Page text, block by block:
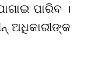
ପାରିବ ।
ଅଧିକାରୀଙ୍କ